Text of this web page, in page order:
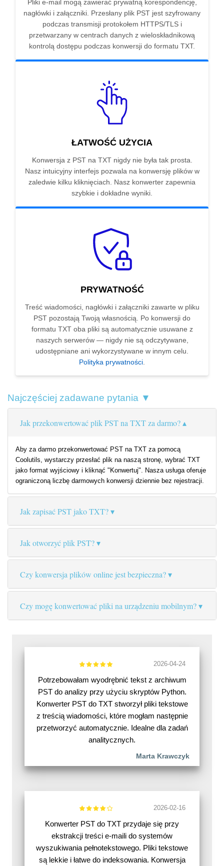
Pliki e-mail mogą zawierać prywatną korespondencję,
nagłówki i załączniki. Przesłany plik PST jest szyfrowany
podczas transmisji protokołem HTTPS/TLS i
przetwarzany w centrach danych z wieloskładnikową
kontrolą dostępu podczas konwersji do formatu TXT.
ŁATWOŚĆ UŻYCIA
Konwersja z PST na TXT nigdy nie była tak prosta.
Nasz intuicyjny interfejs pozwala na konwersję plików w
zaledwie kilku kliknięciach. Nasz konwerter zapewnia
szybkie i dokładne wyniki.
PRYWATNOŚĆ
Treść wiadomości, nagłówki i załączniki zawarte w pliku
PST pozostają Twoją własnością. Po konwersji do
formatu TXT oba pliki są automatycznie usuwane z
naszych serwerów — nigdy nie są odczytywane,
udostępniane ani wykorzystywane w innym celu.
Polityka prywatności
Najczęściej zadawane pytania ▼
Jak przekonwertować plik PST na TXT za darmo?
Aby za darmo przekonwertować PST na TXT za pomocą
Coolutils, wystarczy przesłać plik na naszą stronę, wybrać TXT
jako format wyjściowy i kliknąć "Konwertuj". Nasza usługa oferuje
ograniczoną liczbę darmowych konwersji dziennie bez rejestracji.
Jak zapisać PST jako TXT?
Jak otworzyć plik PST?
Czy konwersja plików online jest bezpieczna?
Czy mogę konwertować pliki na urządzeniu mobilnym?
2026-04-24
Potrzebowałam wyodrębnić tekst z archiwum
PST do analizy przy użyciu skryptów Python.
Konwerter PST do TXT stworzył pliki tekstowe
z treścią wiadomości, które mogłam następnie
przetworzyć automatycznie. Idealne dla zadań
analitycznych.
Marta Krawczyk
2026-02-16
Konwerter PST do TXT przydaje się przy
ekstrakcji treści e-maili do systemów
wyszukiwania pełnotekstowego. Pliki tekstowe
są lekkie i łatwe do indeksowania. Konwersja